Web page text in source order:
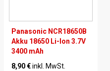
Panasonic NCR18650B
Akku 18650 Li-Ion 3.7V
3400 mAh
8,90 €inkl. MwSt.